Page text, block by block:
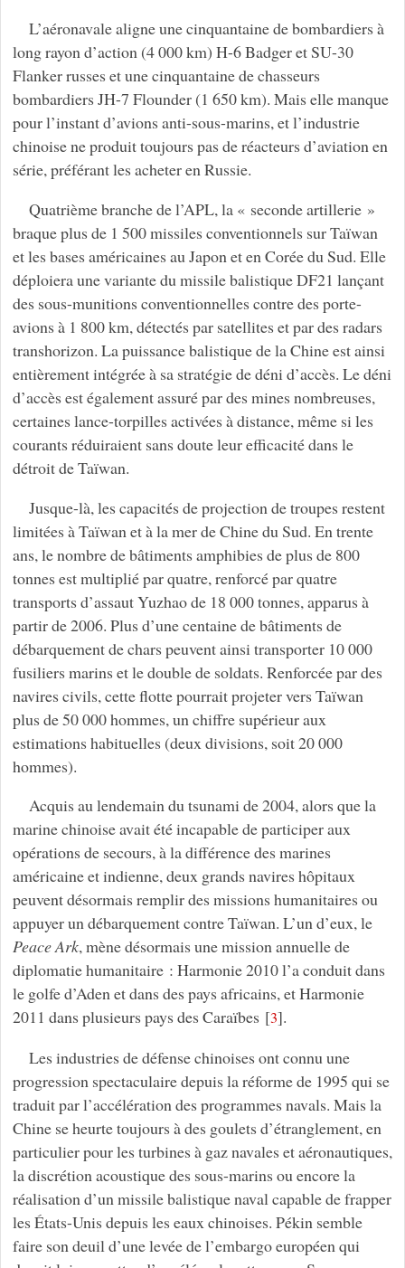
L’aéronavale aligne une cinquantaine de bombardiers à
long rayon d’action (4 000 km) H-6 Badger et SU-30
Flanker russes et une cinquantaine de chasseurs
bombardiers JH-7 Flounder (1 650 km). Mais elle manque
pour l’instant d’avions anti-sous-marins, et l’industrie
chinoise ne produit toujours pas de réacteurs d’aviation en
série, préférant les acheter en Russie.
Quatrième branche de l’APL, la « seconde artillerie »
braque plus de 1 500 missiles conventionnels sur Taïwan
et les bases américaines au Japon et en Corée du Sud. Elle
déploiera une variante du missile balistique DF21 lançant
des sous-munitions conventionnelles contre des porte-
avions à 1 800 km, détectés par satellites et par des radars
transhorizon. La puissance balistique de la Chine est ainsi
entièrement intégrée à sa stratégie de déni d’accès. Le déni
d’accès est également assuré par des mines nombreuses,
certaines lance-torpilles activées à distance, même si les
courants réduiraient sans doute leur efficacité dans le
détroit de Taïwan.
Jusque-là, les capacités de projection de troupes restent
limitées à Taïwan et à la mer de Chine du Sud. En trente
ans, le nombre de bâtiments amphibies de plus de 800
tonnes est multiplié par quatre, renforcé par quatre
transports d’assaut Yuzhao de 18 000 tonnes, apparus à
partir de 2006. Plus d’une centaine de bâtiments de
débarquement de chars peuvent ainsi transporter 10 000
fusiliers marins et le double de soldats. Renforcée par des
navires civils, cette flotte pourrait projeter vers Taïwan
plus de 50 000 hommes, un chiffre supérieur aux
estimations habituelles (deux divisions, soit 20 000
hommes).
Acquis au lendemain du tsunami de 2004, alors que la
marine chinoise avait été incapable de participer aux
opérations de secours, à la différence des marines
américaine et indienne, deux grands navires hôpitaux
peuvent désormais remplir des missions humanitaires ou
appuyer un débarquement contre Taïwan. L’un d’eux, le
Peace Ark, mène désormais une mission annuelle de
diplomatie humanitaire : Harmonie 2010 l’a conduit dans
le golfe d’Aden et dans des pays africains, et Harmonie
2011 dans plusieurs pays des Caraïbes [3].
Les industries de défense chinoises ont connu une
progression spectaculaire depuis la réforme de 1995 qui se
traduit par l’accélération des programmes navals. Mais la
Chine se heurte toujours à des goulets d’étranglement, en
particulier pour les turbines à gaz navales et aéronautiques,
la discrétion acoustique des sous-marins ou encore la
réalisation d’un missile balistique naval capable de frapper
les États-Unis depuis les eaux chinoises. Pékin semble
faire son deuil d’une levée de l’embargo européen qui